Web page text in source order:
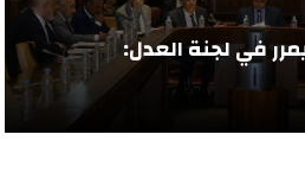
في لجنة العدل: